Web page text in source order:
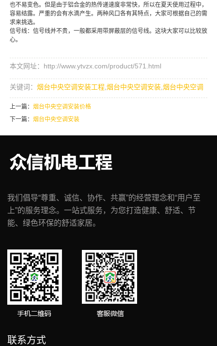
也不易变色。但是由于铝合金的热传递速度非常快，所以在夏天使用过程中，
容易结露。严重的会有水滴产生。两种风口各有其特点，大家可根据自己的需
求来挑选。
信号线：信号线并不贵，一般都采用带屏蔽层的信号线。这块大家可以比较放
心。
本文网址：http://www.ytvzx.com/product/571.html
关键词： 烟台中央空调安装工程 烟台中央空调安装 烟台中央空调
上一篇： 烟台中央空调安装价格
下一篇： 烟台中央空调安装
我们倡导“尊重、诚信、协作、共赢”的经营理念和“用户至
上”的服务理念。一站式服务，为您打造健康、舒适、节
能、绿色环保的舒适家居。
联系方式